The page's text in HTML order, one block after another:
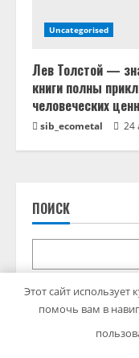
Uncategorised
Лев Толстой —
книги полны
человеческих
sib_ecometal 24
ПОИСК
Этот сайт
помочь вам в